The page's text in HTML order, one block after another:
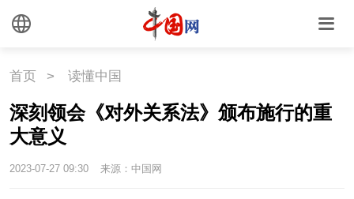
首页 > 读懂中国
深刻领会《对外关系法》颁布施行的重
大意义
2023-07-27 09:30 来源：中国网